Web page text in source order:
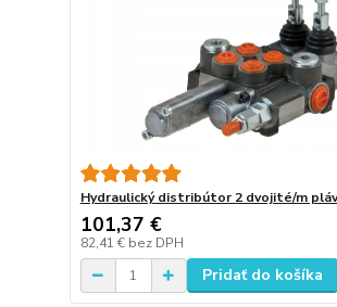
Hydraulický distribútor 2 dvojité/m
101,37 €
82,41 € bez DPH
Pridať do košíka